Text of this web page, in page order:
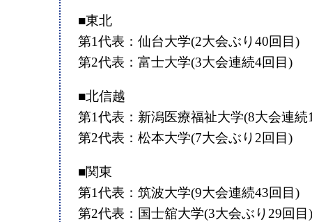
■東北
第1代表：仙台大学(2大会ぶり40回目)
第2代表：富士大学(3大会連続4回目)
■北信越
第1代表：新潟医療福祉大学(8大会連続
第2代表：松本大学(7大会ぶり2回目)
■関東
第1代表：筑波大学(9大会連続43回目)
第2代表：国士舘大学(3大会ぶり29回目)